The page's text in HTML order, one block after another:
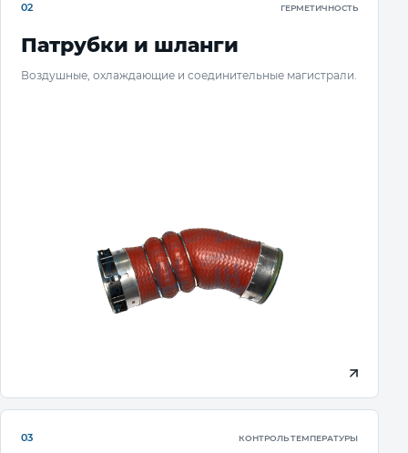
02 ГЕРМЕТИЧНОСТЬ
Патрубки и шланги
Воздушные, охлаждающие и соединительные магистрали.
03 КОНТРОЛЬ ТЕМПЕРАТУРЫ